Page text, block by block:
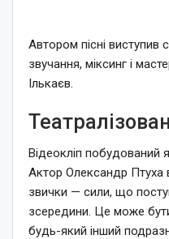
Автором пісні виступив
звучання, міксинг і
Ількаєв.
Відеокліп побудований
Актор Олександр Птуха
звички — сили, що
зсередини. Це може
будь-який інший